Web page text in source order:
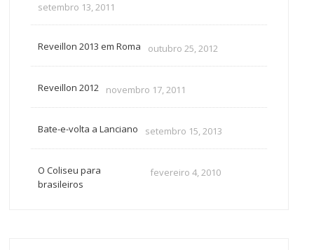
setembro 13, 2011
Reveillon 2013 em Roma outubro 25, 2012
Reveillon 2012 novembro 17, 2011
Bate-e-volta a Lanciano setembro 15, 2013
O Coliseu para
brasileiros
fevereiro 4, 2010